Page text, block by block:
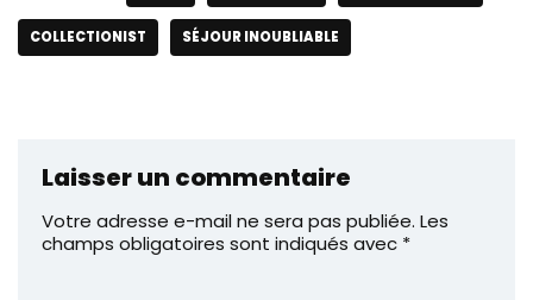
COLLECTIONIST SÉJOUR INOUBLIABLE
Laisser un commentaire
Votre adresse e-mail ne sera pas publiée. Les
champs obligatoires sont indiqués avec *